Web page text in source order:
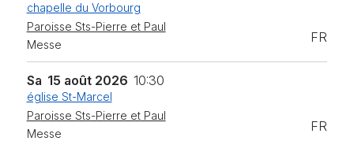
chapelle du Vorbourg
Paroisse Sts-Pierre et Paul
Messe
FR
Sa 15 août 2026 10:30
église St-Marcel
Paroisse Sts-Pierre et Paul
Messe
FR